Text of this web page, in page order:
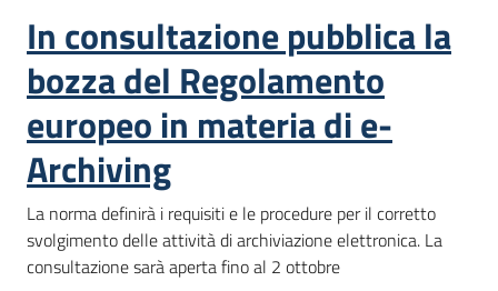
In consultazione pubblica la
bozza del Regolamento
europeo in materia di e-
Archiving
La norma definirà i requisiti e le procedure per il corretto
svolgimento delle attività di archiviazione elettronica. La
consultazione sarà aperta fino al 2 ottobre